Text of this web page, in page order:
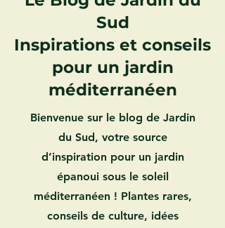
Sud
Inspirations et conseils
pour un jardin
méditerranéen
Bienvenue sur le blog de Jardin
du Sud, votre source
d’inspiration pour un jardin
épanoui sous le soleil
méditerranéen ! Plantes rares,
conseils de culture, idées